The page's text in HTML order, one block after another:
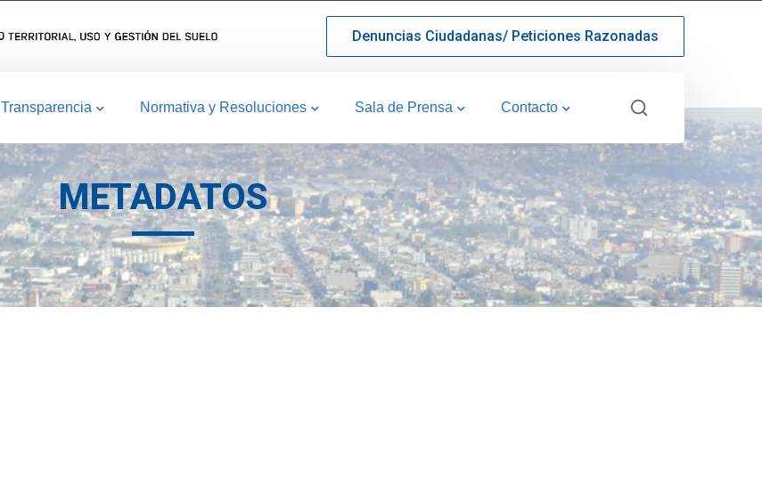
Denuncias Ciudadanas/ Peticiones Razonadas
Transparencia Normativa y Resoluciones Sala de Prensa Contacto
METADATOS